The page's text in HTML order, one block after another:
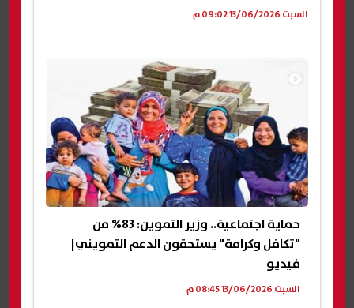
السبت 13/06/2026 09:02 م
حماية اجتماعية.. وزير التموين: 83% من
"تكافل وكرامة" يستحقون الدعم التمويني|
فيديو
السبت 13/06/2026 08:45 م